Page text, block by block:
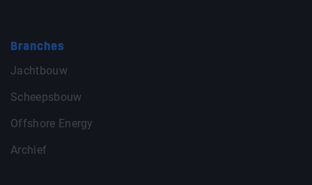
Branches
Jachtbouw
Scheepsbouw
Offshore Energy
Archief